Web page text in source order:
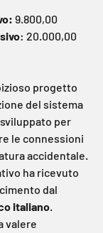
9.800,00
: 20.000,00
progetto
del sistema
per
le connessioni
accidentale.
ha ricevuto
dal
italiano.
valere